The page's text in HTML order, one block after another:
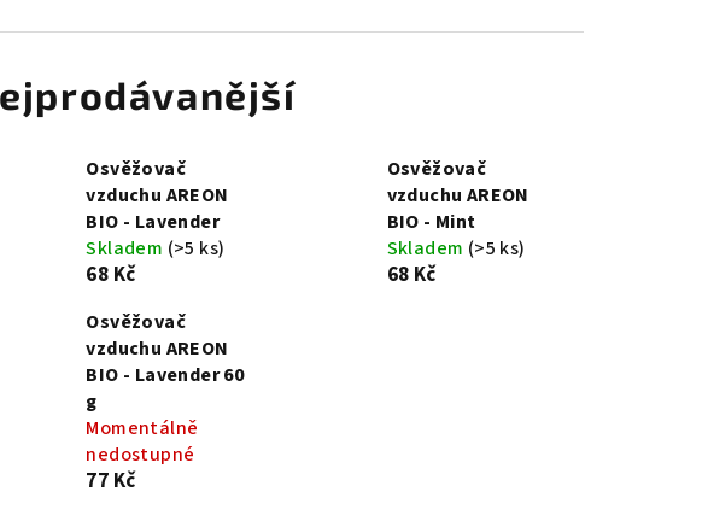
Osvěžovač
vzduchu AREON
BIO - Lavender
Skladem (>5 ks)
68 Kč
Osvěžovač
vzduchu AREON
BIO - Mint
Skladem (>5 ks)
68 Kč
Osvěžovač
vzduchu AREON
BIO - Lavender 60
g
Momentálně
nedostupné
77 Kč